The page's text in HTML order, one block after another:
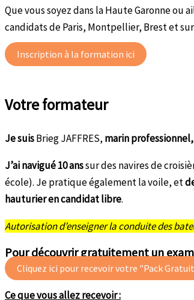
Que vous soyez dans la Haute Garonne
candidats de Paris, Montpellier, Brest et
Inscription à la formation ici
Votre formateur
Je suisBrieg JAFFRES, marin
J’ai navigué10 anssur des navires de
école). Je pratique également la voile, et
hauturier en candidat libre.
Autorisation d’enseigner la conduite des
Pour découvrir gratuitement un
Cliquez ici pour recevoir votre "Pack
Ce que vous allez recevoir :